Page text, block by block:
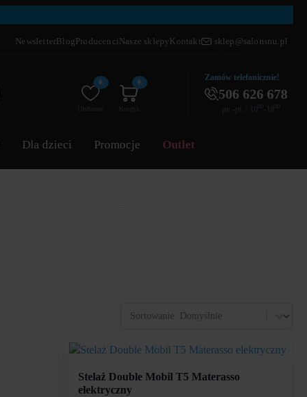
NewsletterBlogProducenciNasze sklepyKontakt sklep@salonsnu.pl
0
Ulubione
0
Koszyk
Zamów telefonicznie!
506 626 678
pn.-pt. / 10⁰⁰-18⁰⁰
Dla dzieci Promocje Outlet
Sort
Sort content
Stelaż Double Mobil T5 Materasso
elektryczny